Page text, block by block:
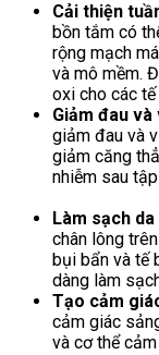
Cải thiện
bồn tắm có
rộng mạch
và mô mềm.
oxi cho các
Giảm đau
giảm đau và
giảm căng
nhiễm sau
Làm sạch
chân lông
bụi bẩn và tế
dàng làm
Tạo cảm
cảm giác
và cơ thể